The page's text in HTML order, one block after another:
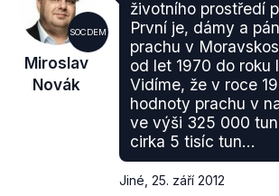
SOCDEM
Miroslav
Novák
životního prostředí
První je, dámy a
prachu v
od let 1970 do roku
Vidíme, že v roce
hodnoty prachu v
ve výši 325 000
cirka 5 tisíc tun...
Jiné 25. září 2012